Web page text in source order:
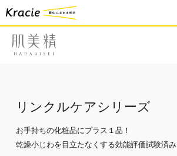
リンクルケアシリーズ
お手持ちの化粧品にプラス１品！
乾燥小じわを目立たなくする効能評価試験済み